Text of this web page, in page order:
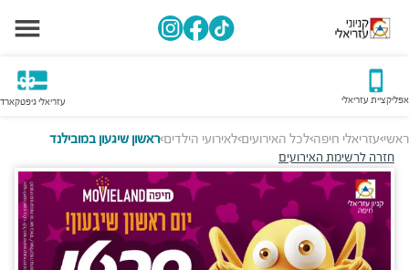
אפליקציית עזריאלי עזריאלי גיפטקארד
ראשי>עזריאלי חיפה>לכל האירועים>לאירועי הילדים>ראשון שיגעון במובילנד
חזרה לרשימת האירועים